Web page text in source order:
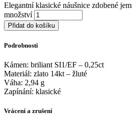
Elegantní klasické náušnice zdobené
množství
Přidat do košíku
Podrobnosti
Kámen: briliant SI1/EF – 0,25ct
Materiál: zlato 14kt – žluté
Váha: 2,94 g
Zapínání: klasické
Vrácení a zrušení